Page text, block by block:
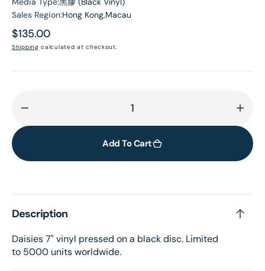
Sales Region:Hong Kong,Macau
Regular
price
$135.00
Shipping calculated at checkout.
quantity
Daisies
for
Add To Cart
Description
Daisies 7" vinyl pressed on a black disc. Limited
to 5000 units worldwide.